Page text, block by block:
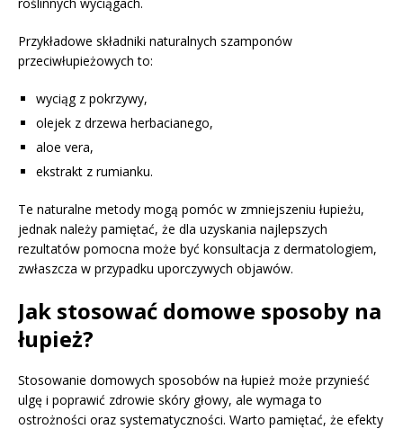
Przykładowe składniki naturalnych szamponów
przeciwłupieżowych to:
wyciąg z pokrzywy,
olejek z drzewa herbacianego,
aloe vera,
ekstrakt z rumianku.
Te naturalne metody mogą pomóc w zmniejszeniu łupieżu,
jednak należy pamiętać, że dla uzyskania najlepszych
rezultatów pomocna może być konsultacja z dermatologiem,
zwłaszcza w przypadku uporczywych objawów.
Jak stosować domowe sposoby na
łupież?
Stosowanie domowych sposobów na łupież może przynieść
ulgę i poprawić zdrowie skóry głowy, ale wymaga to
ostrożności oraz systematyczności. Warto pamiętać, że efekty